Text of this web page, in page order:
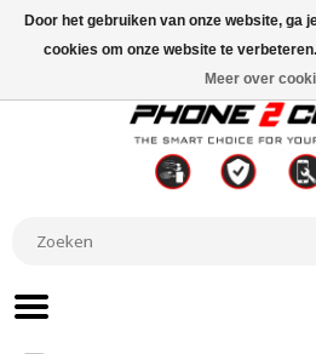
Door het gebruiken van onze website, ga
cookies om onze website te verbeteren.
Meer over